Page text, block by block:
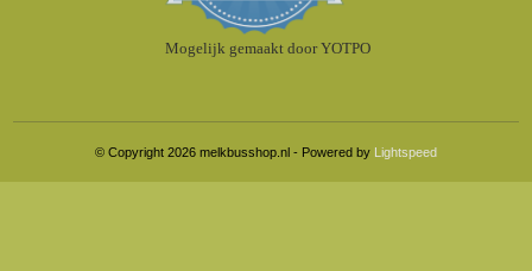
Mogelijk gemaakt door YOTPO
© Copyright 2026 melkbusshop.nl - Powered by Lightspeed